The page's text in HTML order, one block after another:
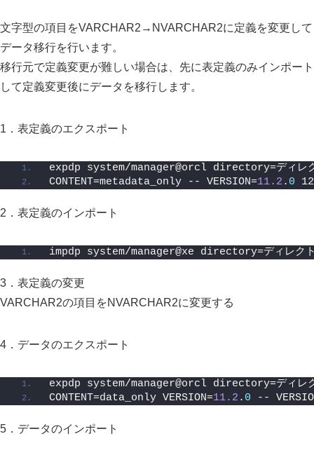
文字型の項目をVARCHAR2→NVARCHAR2に定義を変更して
データ移行を行います。
移行元で定義変更が難しい場合は、先に表定義のみインポート
して定義変更後にデータを移行します。
1．表定義のエクスポート
expdp system/manager@orcl directory=ディレク
CONTENT=metadata_only -- VERSION=11.2 . 0
2．表定義のインポート
impdp system/manager@xe directory=ディレク
3．表定義の変更
VARCHAR2の項目をNVARCHAR2に変更する
4．データのエクスポート
expdp system/manager@orcl directory=ディレ
CONTENT=data_only VERSION=11.2 . 0 --
5．データのインポート